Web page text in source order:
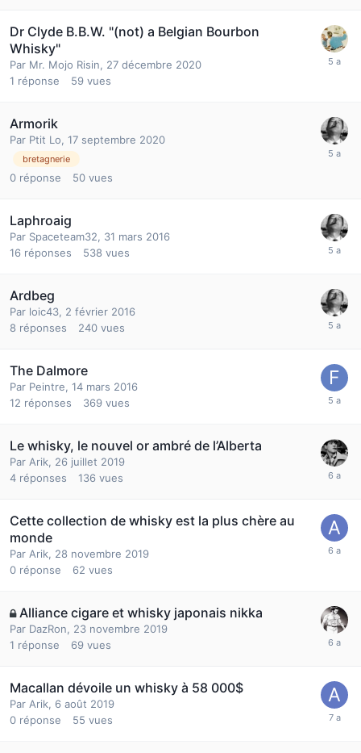
Dr Clyde B.B.W. "(not) a Belgian Bourbon
Whisky"
Par Mr. Mojo Risin, 27 décembre 2020
1 réponse 59 vues
Armorik
Par Ptit Lo 17 septembre 2020
bretagnerie
0 réponse 50 vues
Laphroaig
Par Spaceteam32, 31 mars 2016
16 réponses 538 vues
Ardbeg
Par loic43 2 février 2016
8 réponses 240 vues
The Dalmore
Par Peintre, 14 mars 2016
12 réponses 369 vues
Le whisky, le nouvel or ambré de l’Alberta
Par Arik
26 juillet 2019
4 réponses 136 vues
Cette collection de whisky est la plus chère au
monde
Par Arik, 28 novembre 2019
0 réponse 62 vues
Alliance cigare et whisky japonais nikka
Par DazRon
23 novembre 2019
1 réponse 69 vues
Macallan dévoile un whisky à 58 000$
Par Arik, 6 août 2019
0 réponse 55 vues